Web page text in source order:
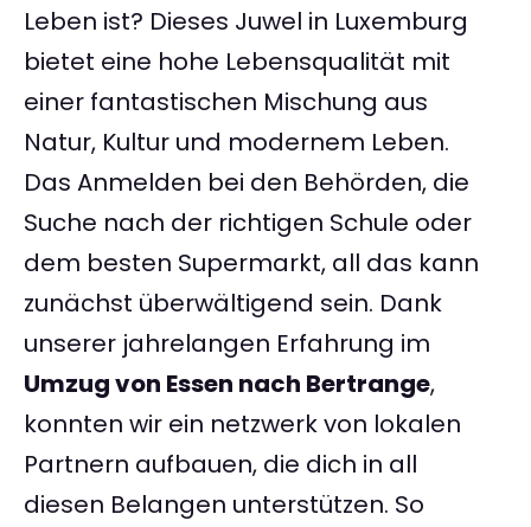
Leben ist? Dieses Juwel in Luxemburg
bietet eine hohe Lebensqualität mit
einer fantastischen Mischung aus
Natur, Kultur und modernem Leben.
Das Anmelden bei den Behörden, die
Suche nach der richtigen Schule oder
dem besten Supermarkt, all das kann
zunächst überwältigend sein. Dank
unserer jahrelangen Erfahrung im
Umzug von Essen nach Bertrange,
konnten wir ein netzwerk von lokalen
Partnern aufbauen, die dich in all
diesen Belangen unterstützen. So